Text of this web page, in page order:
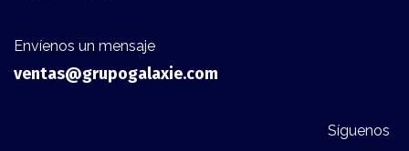
Envíenos un mensaje
ventas@grupogalaxie.com
Síguenos